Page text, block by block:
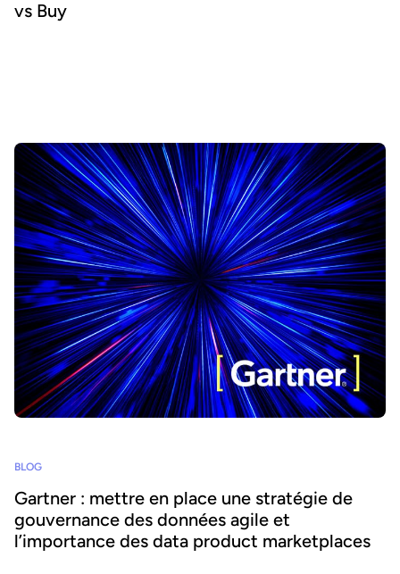
vs Buy
BLOG
Gartner : mettre en place une stratégie de
gouvernance des données agile et
l’importance des data product marketplaces